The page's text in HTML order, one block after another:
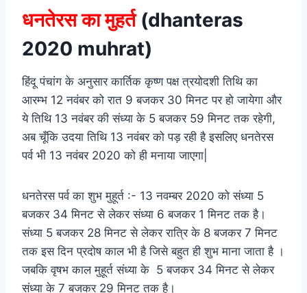
धनतेरस का मुहर्त(dhanteras
2020 muhrat)
हिंदू पंचांग के अनुसार कार्तिक कृष्ण पक्ष त्रयोदशी तिथि का
आरम्भ 12 नवंबर को रात 9 बजकर 30 मिनट पर हो जायेगा और
ये तिथि 13 नवंबर की संध्या के 5 बजकर 59 मिनट तक रहेगी,
अब चूँकि उदया तिथि 13 नवंबर को पड़ रही है इसलिए धनतेरस
पर्व भी 13 नवंबर 2020 को ही मनाया जाएगा|
धनतेरस पर्व का शुभ मुहूर्त :- 13 नवम्बर 2020 को संध्या 5
बजकर 34 मिनट से लेकर संध्या 6 बजकर 1 मिनट तक है।
संध्या 5 बजकर 28 मिनट से लेकर रात्रि के 8 बजकर 7 मिनट
तक इस दिन प्रदोष काल भी है जिसे बहुत ही शुभ माना जाता है ।
जबकि वृषभ काल मुहूर्त संध्या के 5 बजकर 34 मिनट से लेकर
संध्या के 7 बजकर 29 मिनट तक है।